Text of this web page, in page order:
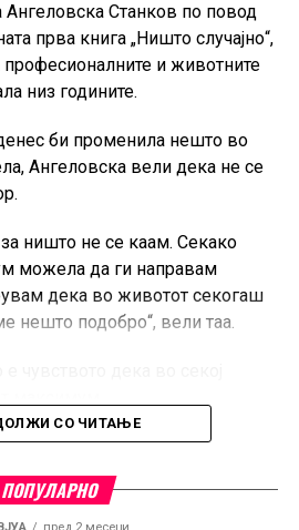
и теми поврзани со
нивната безбедност и
традиционалните картични
за тоа како ќе
и за трансформацијата на
ера, односно дали
како и за активностите на
еднаквост и
меѓу мажите и жените на
Ангеловска Станков по повод
прва книга „Ништо случајно“,
професионалните и животните
низ годините.
би променила нешто во
Ангеловска вели дека не се
ништо не се каам. Секако
можела да ги направам
дека во животот секогаш
нешто подобро“, вели таа.
го имав и тогаш, а и сега
е дека сум го дала мојот
секоја дадена околност“,
СО ЧИТАЊЕ
ПОПУЛАРНО